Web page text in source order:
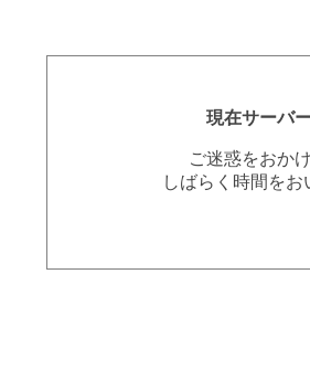
現在サーバ
ご迷惑をおか
しばらく時間を